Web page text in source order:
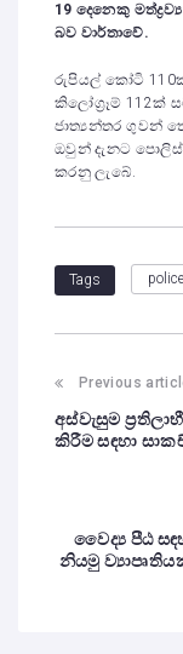
19 දෙනෙකු
බව වාර්තාවේ.
රුපියල් කෝටි
කිලෝග්‍රෑම් 112ක්
ජාත්‍යන්තර ගුවන්
ඔවුන් දැනට පොලිස්
කරනු ලැබේ.
Tags
Previous
අස්වැසුම
කිරීම සඳහා
වෛද්‍ය පීඨ
නියමු